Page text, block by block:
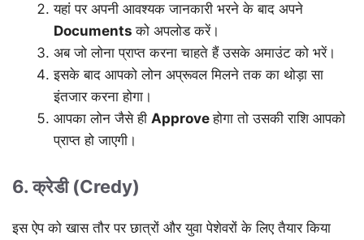
यहां पर अपनी आवश्यक जानकारी भरने के बाद अपने
Documentsको अपलोड करें।
अब जो लोना प्राप्त करना चाहते हैं उसके अमाउंट को भरें।
इसके बाद आपको लोन अप्रूवल मिलने तक का थोड़ा सा
इंतजार करना होगा।
आपका लोन जैसे ही Approveहोगा तो उसकी राशि आपको
प्राप्त हो जाएगी।
6. क्रेडी (Credy)
इस ऐप को खास तौर पर छात्रों और युवा पेशेवरों के लिए तैयार किया